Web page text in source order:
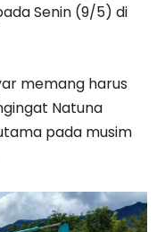
Senin (9/5) di
memang harus
Natuna
pada musim